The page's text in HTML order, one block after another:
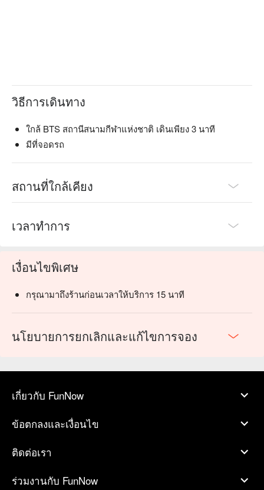
วิธีการเดินทาง
ใกล้ BTS สถานีสนามกีฬาแห่งชาติ เดินเพียง 3 นาที
มีที่จอดรถ
สถานที่ใกล้เคียง
เวลาทำการ
เงื่อนไขพิเศษ
กรุณามาถึงร้านก่อนเวลาให้บริการ 15 นาที
นโยบายการยกเลิกและแก้ไขการจอง
เกี่ยวกับ FunNow
ข้อตกลงและเงื่อนไข
ติดต่อเรา
ร่วมงานกับ FunNow